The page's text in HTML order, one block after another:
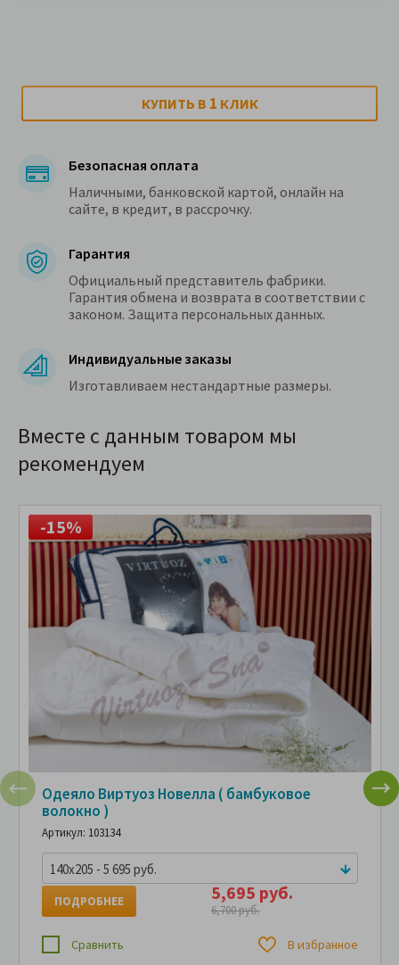
КУПИТЬ В 1 КЛИК
Безопасная оплата
Наличными, банковской картой, онлайн на
сайте, в кредит, в рассрочку.
Гарантия
Официальный представитель фабрики.
Гарантия обмена и возврата в соответствии с
законом. Защита персональных данных.
Индивидуальные заказы
Изготавливаем нестандартные размеры.
Вместе с данным товаром мы
рекомендуем
-15%
Одеяло Виртуоз Новелла ( бамбуковое
волокно )
Артикул: 103134
140x205 - 5 695 руб.
5,695 руб.
6,700 руб.
ПОДРОБНЕЕ
Сравнить В избранное